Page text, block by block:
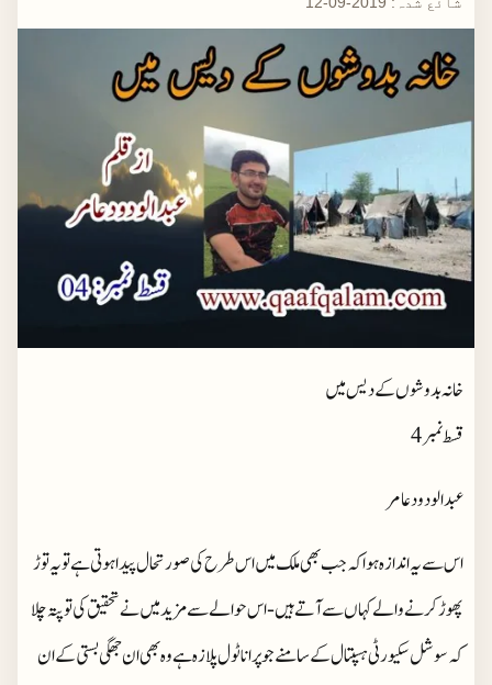
خانہ بدوشوں کے دیس میں
قسط نمبر 4
عبدالودودعامر
اس سے یہ اندازہ ہوا کہ جب بھی ملک میں اس طرح کی صورتحال پیدا ہوتی ہے تو یہ توڑ
پھوڑ کرنے والے کہاں سے آتے ہیں- اس حوالے سے مزید میں نے تحقیق کی تو پتہ چلا
کہ سوشل سکیورٹی ہسپتال کے سامنے جو پرانا ٹول پلازہ ہے وہ بھی ان جھگی بستی کے ان